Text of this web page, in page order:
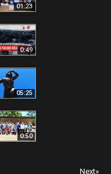
01:23
0:49
05:25
0:50
Next»